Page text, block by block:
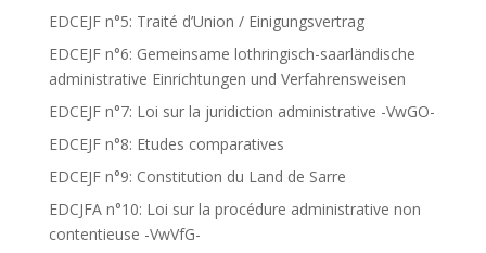
EDCEJF n°5: Traité d’Union / Einigungsvertrag
EDCEJF n°6: Gemeinsame lothringisch-saarländische
administrative Einrichtungen und Verfahrensweisen
EDCEJF n°7: Loi sur la juridiction administrative -VwGO-
EDCEJF n°8: Etudes comparatives
EDCEJF n°9: Constitution du Land de Sarre
EDCJFA n°10: Loi sur la procédure administrative non
contentieuse -VwVfG-